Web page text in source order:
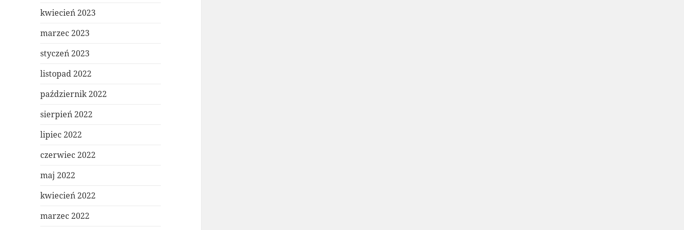
kwiecień 2023
marzec 2023
styczeń 2023
listopad 2022
październik 2022
sierpień 2022
lipiec 2022
czerwiec 2022
maj 2022
kwiecień 2022
marzec 2022